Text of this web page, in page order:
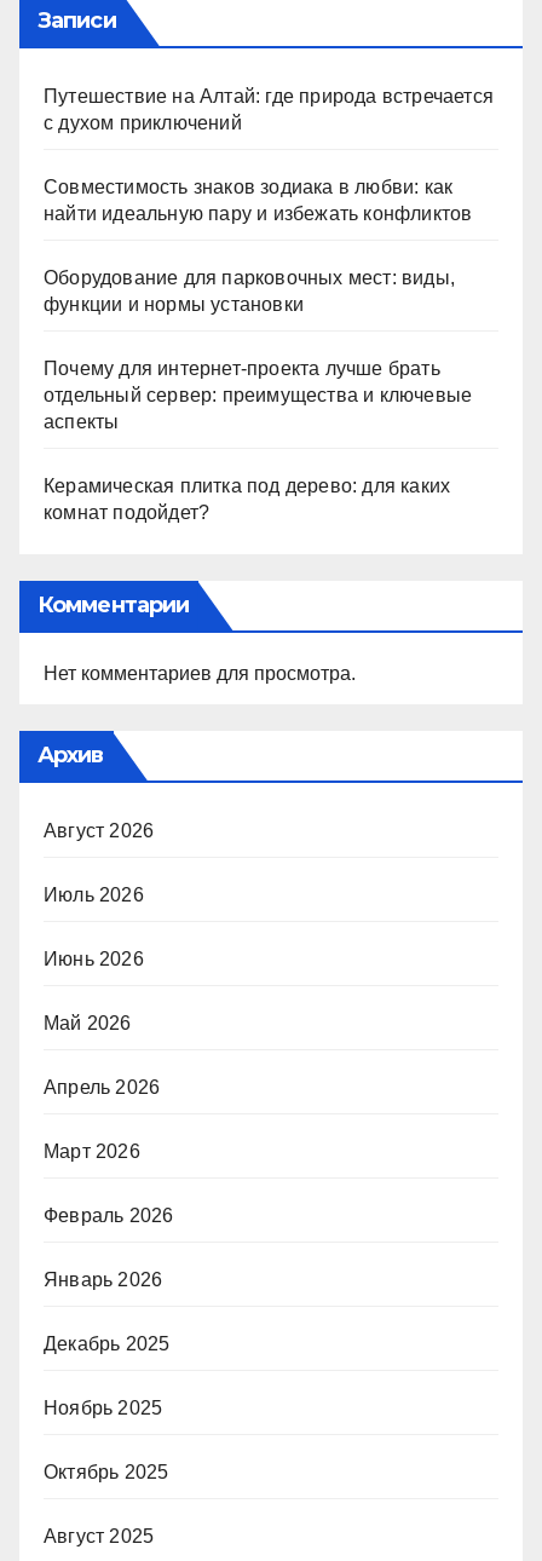
Записи
Путешествие на Алтай: где природа встречается
с духом приключений
Совместимость знаков зодиака в любви: как
найти идеальную пару и избежать конфликтов
Оборудование для парковочных мест: виды,
функции и нормы установки
Почему для интернет-проекта лучше брать
отдельный сервер: преимущества и ключевые
аспекты
Керамическая плитка под дерево: для каких
комнат подойдет?
Комментарии
Нет комментариев для просмотра.
Архив
Август 2026
Июль 2026
Июнь 2026
Май 2026
Апрель 2026
Март 2026
Февраль 2026
Январь 2026
Декабрь 2025
Ноябрь 2025
Октябрь 2025
Август 2025